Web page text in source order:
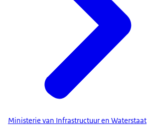
Ministerie van Infrastructuur en Waterstaat